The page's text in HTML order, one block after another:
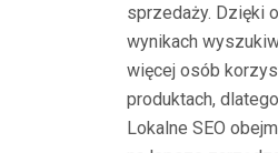
sprzedaży. Dzięki
wynikach
więcej osób
produktach,
Lokalne SEO